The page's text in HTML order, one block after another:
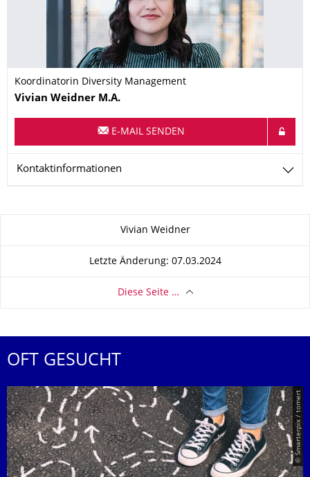
Koordinatorin Diversity Management
Name
Vivian Weidner M.A.
E-MAIL SENDEN
Kontaktinformationen
Vivian Weidner
Letzte Änderung: 07.03.2024
Diese Seite …
OFT GESUCHT
© Smarterpix / tomert